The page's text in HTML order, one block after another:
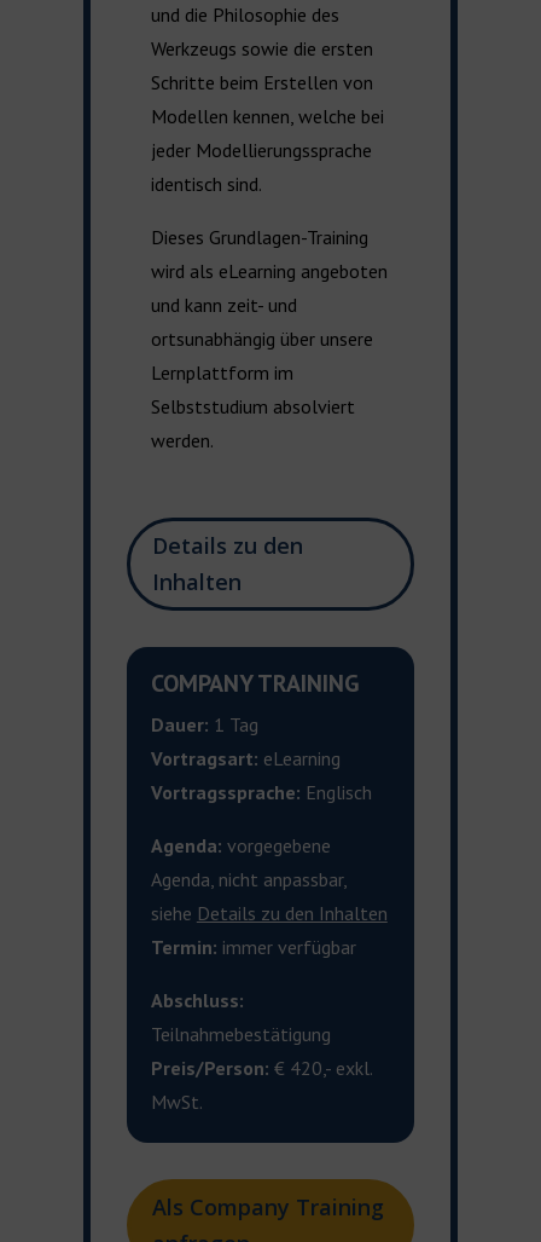
und die Philosophie des
Werkzeugs sowie die ersten
Schritte beim Erstellen von
Modellen kennen, welche bei
jeder Modellierungssprache
identisch sind.
Dieses Grundlagen-Training
wird als eLearning angeboten
und kann zeit- und
ortsunabhängig über unsere
Lernplattform im
Selbststudium absolviert
werden.
Details zu den
Inhalten
COMPANY TRAINING
Dauer: 1 Tag
Vortragsart: eLearning
Vortragssprache: Englisch
Agenda: vorgegebene
Agenda, nicht anpassbar,
siehe Details zu den Inhalten
Termin: immer verfügbar
Abschluss:
Teilnahmebestätigung
Preis/Person: € 420,- exkl.
MwSt.
Als Company Training